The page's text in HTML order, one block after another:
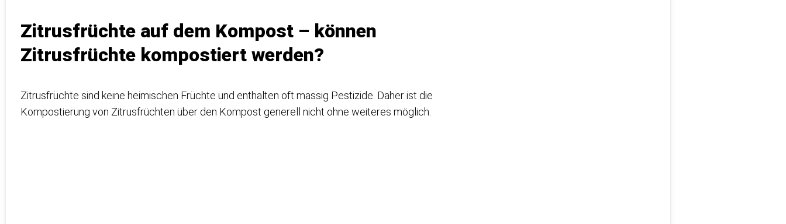
Zitrusfrüchte auf dem Kompost – können
Zitrusfrüchte kompostiert werden?
Zitrusfrüchte sind keine heimischen Früchte und enthalten oft massig Pestizide. Daher ist die
Kompostierung von Zitrusfrüchten über den Kompost generell nicht ohne weiteres möglich.